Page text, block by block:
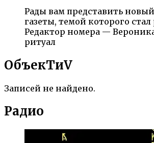
Рады вам представить
газеты, темой которого стал
Редактор номера —
ритуал
ОбъекTиV
Записей не найдено.
Радио